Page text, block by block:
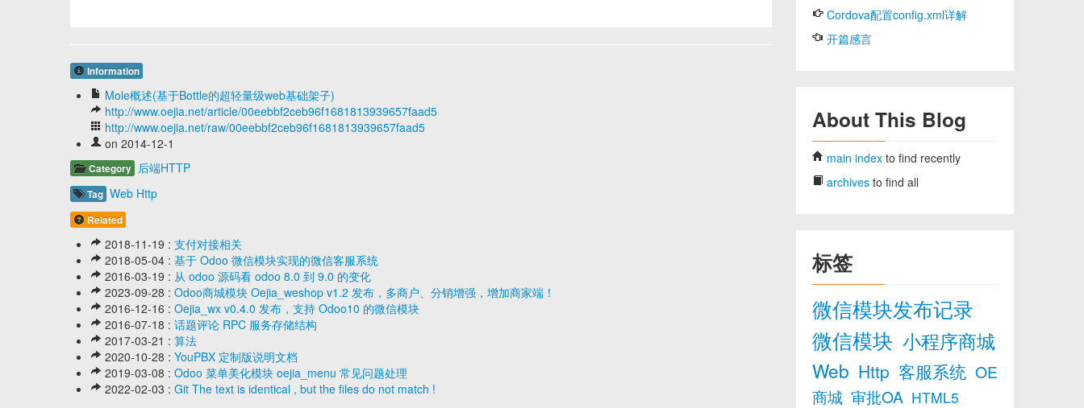
Information
Mole概述(基于Bottle的超轻量级web基础架子)
http://www.oejia.net/article/00eebbf2ceb96f1681813939657faad5
http://www.oejia.net/raw/00eebbf2ceb96f1681813939657faad5
on 2014-12-1
Category 后端HTTP
Tag Web Http
Related
2018-11-19 : 支付对接相关
2018-05-04 : 基于 Odoo 微信模块实现的微信客服系统
2016-03-19 : 从 odoo 源码看 odoo 8.0 到 9.0 的变化
2023-09-28 : Odoo商城模块 Oejia_weshop v1.2 发布，多商户、分销增强，增加商家端！
2016-12-16 : Oejia_wx v0.4.0 发布，支持 Odoo10 的微信模块
2016-07-18 : 话题评论 RPC 服务存储结构
2017-03-21 : 算法
2020-10-28 : YouPBX 定制版说明文档
2019-03-08 : Odoo 菜单美化模块 oejia_menu 常见问题处理
2022-02-03 : Git The text is identical , but the files do not match !
Cordova配置config.xml详解
开篇感言
About This Blog
main index to find recently
archives to find all
标签
微信模块发布记录
微信模块 小程序商城
Web Http 客服系统 OE
商城 审批OA HTML5